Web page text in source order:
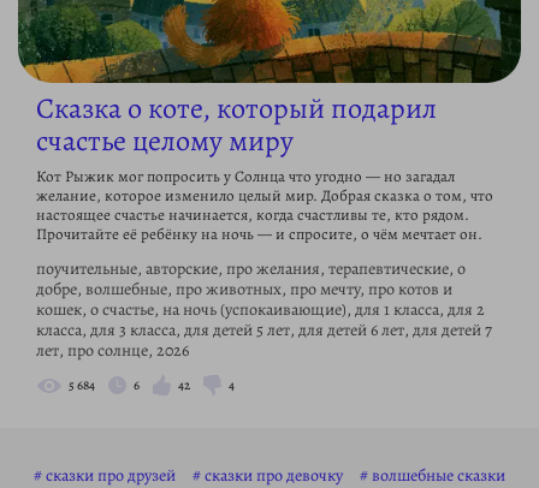
Сказка о коте, который подарил
счастье целому миру
Кот Рыжик мог попросить у Солнца что угодно — но загадал
желание, которое изменило целый мир. Добрая сказка о том, что
настоящее счастье начинается, когда счастливы те, кто рядом.
Прочитайте её ребёнку на ночь — и спросите, о чём мечтает он.
поучительные, авторские, про желания, терапевтические, о
добре, волшебные, про животных, про мечту, про котов и
кошек, о счастье, на ночь (успокаивающие), для 1 класса, для 2
класса, для 3 класса, для детей 5 лет, для детей 6 лет, для детей 7
лет, про солнце, 2026
5 684 6 42 4
сказки про друзей сказки про девочку
волшебные сказки